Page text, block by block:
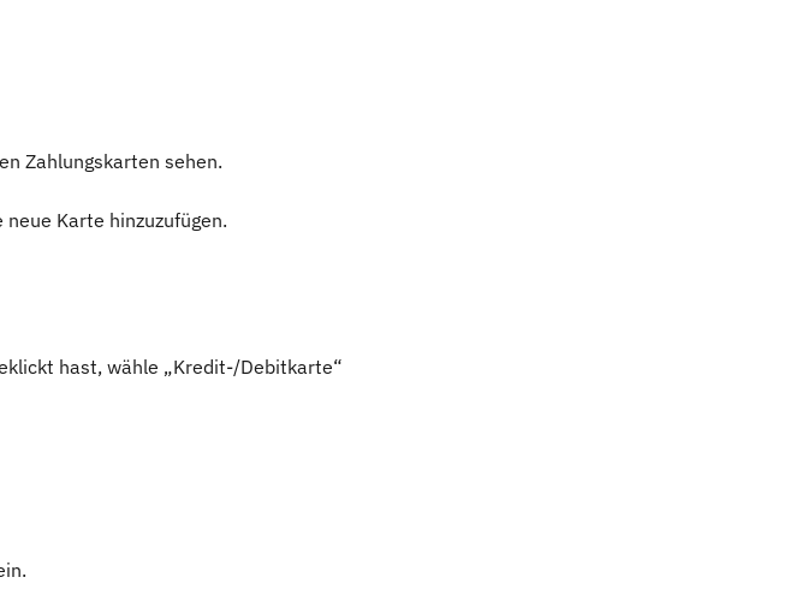
Zahlungskarten sehen.
Karte hinzuzufügen.
hast, wähle „Kredit-/Debitkarte“